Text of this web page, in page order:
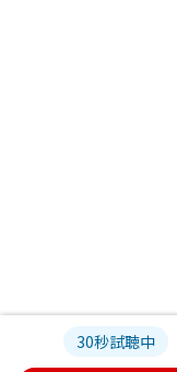
30秒試聴中